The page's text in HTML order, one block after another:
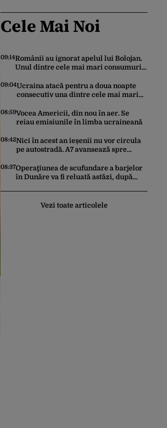
Cele Mai Noi
09:14Românii au ignorat apelul lui Bolojan.
Unul dintre cele mai mari consumuri
miercuri seara
09:04Ucraina atacă pentru a doua noapte
consecutiv una dintre cele mai mari
la instalația din Iaroslavl
08:59Vocea Americii, din nou în aer. Se
reiau emisiunile în limba ucraineană
08:42Nici în acest an ieșenii nu vor circula
pe autostradă. A7 avansează spre
întârzie
08:37Operaţiunea de scufundare a barjelor
în Dunăre va fi reluată astăzi, după
Vezi toate articolele